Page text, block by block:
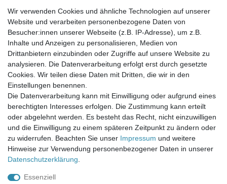
Newsletter-Anmeldung
FAQ / Fragen
Mein Warenkorb
Mein Merkzettel
Mein Konto
UNSER LADENGESCHÄFT
Gottlieb-Daimler-Str. 10
33334 Gütersloh
ÖFFNUNGSZEITEN
Montag - Dienstag: 8.00 - 18.00 Uhr, Mittwoch Ruhetag,
Donnerstag: 8.00 - 18.00 Uhr, Freitag 8.00 - 14.00 Uhr
Wir verwenden Cookies und ähnliche Technologien auf unserer
Website und verarbeiten personenbezogene Daten von
Besucher:innen unserer Webseite (z.B. IP-Adresse), um z.B.
Inhalte und Anzeigen zu personalisieren, Medien von
Drittanbietern einzubinden oder Zugriffe auf unsere Website zu
analysieren. Die Datenverarbeitung erfolgt erst durch gesetzte
Cookies. Wir teilen diese Daten mit Dritten, die wir in den
Einstellungen benennen.
Die Datenverarbeitung kann mit Einwilligung oder aufgrund eines
berechtigten Interesses erfolgen. Die Zustimmung kann erteilt
oder abgelehnt werden. Es besteht das Recht, nicht einzuwilligen
und die Einwilligung zu einem späteren Zeitpunkt zu ändern oder
zu widerrufen. Beachten Sie unser Impressum und weitere
Hinweise zur Verwendung personenbezogener Daten in unserer
Daten­schutz­erklärung
Essenziell